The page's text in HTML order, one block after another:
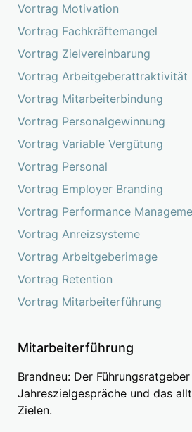
Vortrag Motivation
Vortrag Fachkräftemangel
Vortrag Zielvereinbarung
Vortrag Arbeitgeberattraktivität
Vortrag Mitarbeiterbindung
Vortrag Personalgewinnung
Vortrag Variable Vergütung
Vortrag Personal
Vortrag Employer Branding
Vortrag Performance
Vortrag Anreizsysteme
Vortrag Arbeitgeberimage
Vortrag Retention
Vortrag Mitarbeiterführung
Mitarbeiterführung
Brandneu: Der
Jahreszielgespräche und das
Zielen.